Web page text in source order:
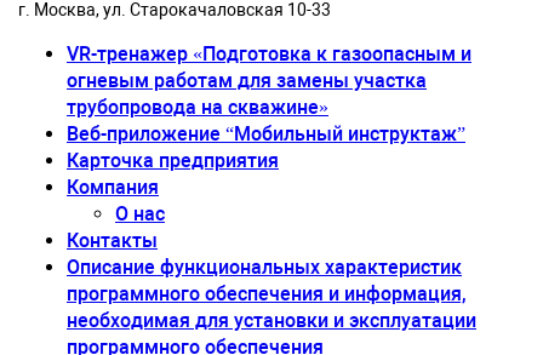
г. Москва, ул. Старокачаловская 10-33
VR-тренажер «Подготовка к газоопасным и
огневым работам для замены участка
трубопровода на скважине»
Веб-приложение “Мобильный инструктаж”
Карточка предприятия
Компания
О нас
Контакты
Описание функциональных характеристик
программного обеспечения и информация,
необходимая для установки и эксплуатации
программного обеспечения